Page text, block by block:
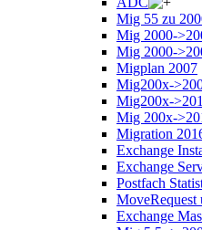
Mig 55 zu
Mig 2000-
Mig 2000-
Migplan 2007
Mig200x-
Mig200x-
Mig 200x-
Migration
Exchange
Exchange
Postfach
MoveRequest
Exchange